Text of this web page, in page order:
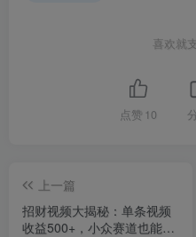
喜欢就
点赞 10
上一篇
招财视频大揭秘：单条视频
收益500+，小众赛道也能赚